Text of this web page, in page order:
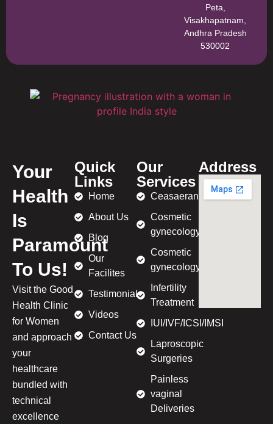
Peta,
Visakhapatnam,
Andhra Pradesh
530002
Your
Health
Is
Paramount
To Us!
Visit the Good
Health Clinic
for Women
and approach
your
healthcare
bundled with
technical
excellence
Quick
Links
Home
About Us
Blog
Our
Facilites
Testimonial
Videos
Contact Us
Our
Services
Ceasaeran
Cosmetic
gynecology
Cosmetic
gynecology
Infertility
Treatment
IUI/IVF/ICSI/IMSI
Laproscopic
Surgeries
Painless
vaginal
Deliveries
Address